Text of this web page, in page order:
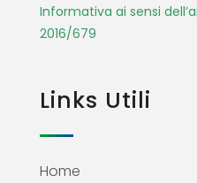
Informativa ai sensi
2016/679
Links Utili
Home